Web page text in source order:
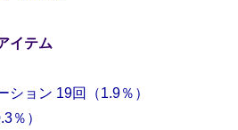
イテム
ション 19回（1.9％）
％）